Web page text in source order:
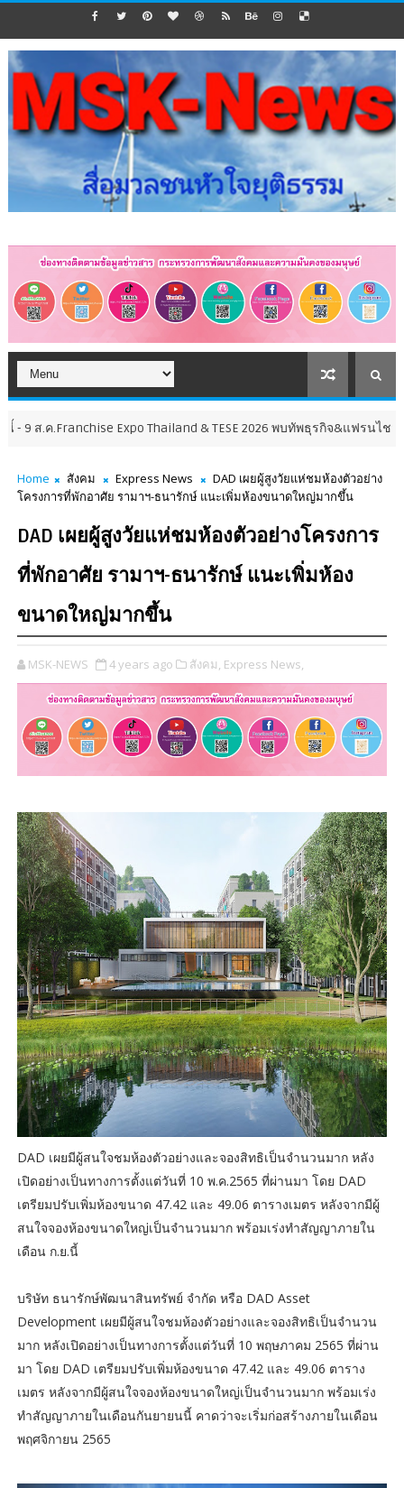
Expo Thailand & TESE 2026 พบทัพธุรกิจ&แฟรนไชส์ ซัพพลายเอ
Home สังคม Express News
DAD เผยผู้สูงวัยแห่ชมห้องตัวอย่าง
โครงการที่พักอาศัย รามาฯ-ธนารักษ์ แนะเพิ่มห้องขนาดใหญ่มากขึ้น
DAD เผยผู้สูงวัยแห่ชมห้องตัวอย่างโครงการ
ที่พักอาศัย รามาฯ-ธนารักษ์ แนะเพิ่มห้อง
ขนาดใหญ่มากขึ้น
MSK-NEWS 4 years ago สังคม, Express News,
DAD เผยมีผู้สนใจชมห้องตัวอย่างและจองสิทธิเป็นจำนวนมาก หลัง
เปิดอย่างเป็นทางการตั้งแต่วันที่ 10 พ.ค.2565 ที่ผ่านมา โดย DAD
เตรียมปรับเพิ่มห้องขนาด 47.42 และ 49.06 ตารางเมตร หลังจากมีผู้
สนใจจองห้องขนาดใหญ่เป็นจำนวนมาก พร้อมเร่งทำสัญญาภายใน
เดือน ก.ย.นี้
บริษัท ธนารักษ์พัฒนาสินทรัพย์ จำกัด หรือ DAD Asset
Development เผยมีผู้สนใจชมห้องตัวอย่างและจองสิทธิเป็นจำนวน
มาก หลังเปิดอย่างเป็นทางการตั้งแต่วันที่ 10 พฤษภาคม 2565 ที่ผ่าน
มา โดย DAD เตรียมปรับเพิ่มห้องขนาด 47.42 และ 49.06 ตาราง
เมตร หลังจากมีผู้สนใจจองห้องขนาดใหญ่เป็นจำนวนมาก พร้อมเร่ง
ทำสัญญาภายในเดือนกันยายนนี้ คาดว่าจะเริ่มก่อสร้างภายในเดือน
พฤศจิกายน 2565